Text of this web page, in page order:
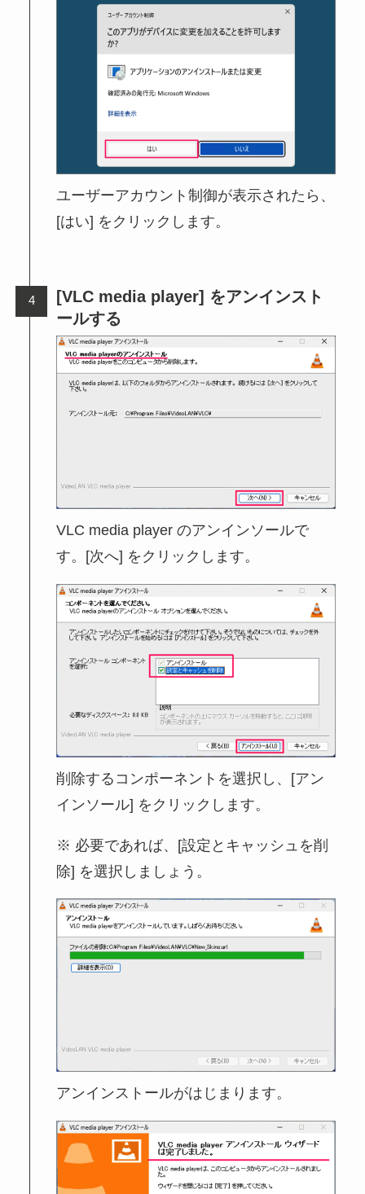
ユーザーアカウント制御が表示されたら、
[はい] をクリックします。
[VLC media player] をアンインスト
ールする
VLC media player のアンインソールで
す。[次へ] をクリックします。
削除するコンポーネントを選択し、[アン
インソール] をクリックします。
必要であれば、[設定とキャッシュを削
除] を選択しましょう。
アンインストールがはじまります。